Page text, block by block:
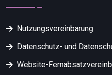
Nutzungsvereinbarung
Datenschutz- und
Website-